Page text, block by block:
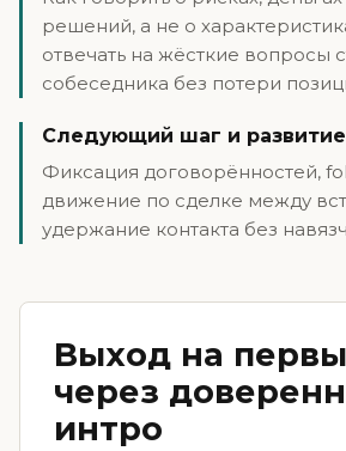
решений, а не о
отвечать на жёсткие вопросы
собеседника без потери
Следующий шаг и
Фиксация договорённостей,
движение по сделке между
удержание контакта без
Выход на
через
интро